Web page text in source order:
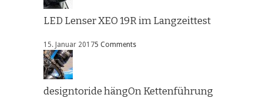
LED Lenser XEO 19R im Langzeittest
15. Januar 20175 Comments
designtoride hängOn Kettenführung